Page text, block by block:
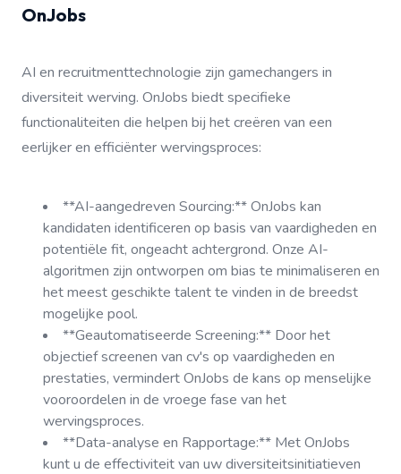
OnJobs
AI en recruitmenttechnologie zijn gamechangers in
diversiteit werving. OnJobs biedt specifieke
functionaliteiten die helpen bij het creëren van een
eerlijker en efficiënter wervingsproces:
**AI-aangedreven Sourcing:** OnJobs kan
kandidaten identificeren op basis van vaardigheden en
potentiële fit, ongeacht achtergrond. Onze AI-
algoritmen zijn ontworpen om bias te minimaliseren en
het meest geschikte talent te vinden in de breedst
mogelijke pool.
**Geautomatiseerde Screening:** Door het
objectief screenen van cv's op vaardigheden en
prestaties, vermindert OnJobs de kans op menselijke
vooroordelen in de vroege fase van het
wervingsproces.
**Data-analyse en Rapportage:** Met OnJobs
kunt u de effectiviteit van uw diversiteitsinitiatieven